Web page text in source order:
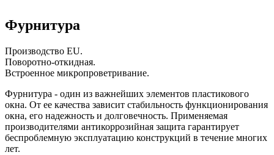
Фурнитура
Производство EU.
Поворотно-откидная.
Встроенное микропроветривание.
Фурнитура - один из важнейших элементов пластикового
окна. От ее качества зависит стабильность функционирования
окна, его надежность и долговечность. Применяемая
производителями антикоррозийная защита гарантирует
беспроблемную эксплуатацию конструкций в течение многих
лет.